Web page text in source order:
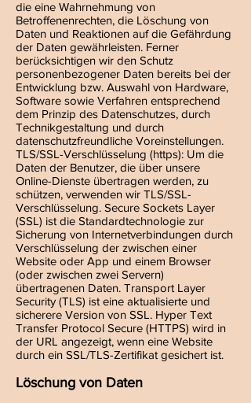
die eine Wahrnehmung von
Betroffenenrechten, die Löschung von
Daten und Reaktionen auf die Gefährdung
der Daten gewährleisten. Ferner
berücksichtigen wir den Schutz
personenbezogener Daten bereits bei der
Entwicklung bzw. Auswahl von Hardware,
Software sowie Verfahren entsprechend
dem Prinzip des Datenschutzes, durch
Technikgestaltung und durch
datenschutzfreundliche Voreinstellungen.
TLS/SSL-Verschlüsselung (https): Um die
Daten der Benutzer, die über unsere
Online-Dienste übertragen werden, zu
schützen, verwenden wir TLS/SSL-
Verschlüsselung. Secure Sockets Layer
(SSL) ist die Standardtechnologie zur
Sicherung von Internetverbindungen durch
Verschlüsselung der zwischen einer
Website oder App und einem Browser
(oder zwischen zwei Servern)
übertragenen Daten. Transport Layer
Security (TLS) ist eine aktualisierte und
sicherere Version von SSL. Hyper Text
Transfer Protocol Secure (HTTPS) wird in
der URL angezeigt, wenn eine Website
durch ein SSL/TLS-Zertifikat gesichert ist.
Löschung von Daten